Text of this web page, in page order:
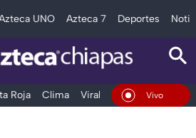
UNO Azteca 7 Deportes
Roja Clima Viral y Tendencia
En Vivo